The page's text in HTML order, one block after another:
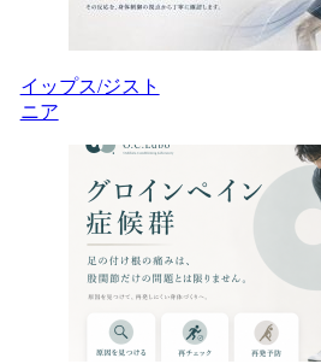
イップス/ジスト
ニア